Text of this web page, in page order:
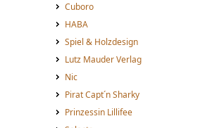
Cuboro
HABA
Spiel & Holzdesign
Lutz Mauder Verlag
Nic
Pirat Capt´n Sharky
Prinzessin Lillifee